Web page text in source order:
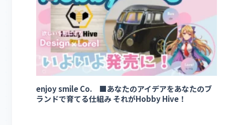
enjoy smile Co. ■あなたのアイデアをあなたのブ
ランドで育てる仕組み それがHobby Hive！